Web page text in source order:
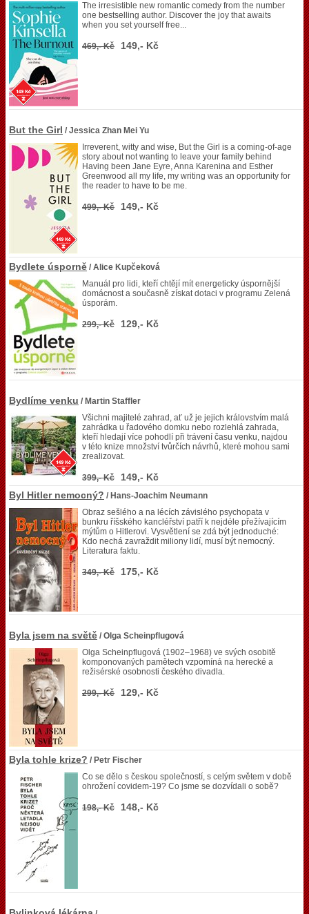
The irresistible new romantic comedy from the number
one bestselling author. Discover the joy that awaits
when you set yourself free...
469,- Kč 149,- Kč
But the Girl / Jessica Zhan Mei Yu
Irreverent, witty and wise, But the Girl is a coming-of-age
story about not wanting to leave your family behind
Having been Jane Eyre, Anna Karenina and Esther
Greenwood all my life, my writing was an opportunity for
the reader to have to be me.
499,- Kč 149,- Kč
Bydlete úsporně / Alice Kupčeková
Manuál pro lidi, kteří chtějí mít energeticky úspornější
domácnost a současně získat dotaci v programu Zelená
úsporám.
299,- Kč 129,- Kč
Bydlíme venku / Martin Staffler
Všichni majitelé zahrad, ať už je jejich královstvím malá
zahrádka u řadového domku nebo rozlehlá zahrada,
kteří hledají více pohodlí při trávení času venku, najdou
v této knize množství tvůrčích návrhů, které mohou sami
zrealizovat.
399,- Kč
149,- Kč
Byl Hitler nemocný? / Hans-Joachim Neumann
Obraz sešlého a na lécích závislého psychopata v
bunkru říšského kancléřství patří k nejdéle přežívajícím
mýtům o Hitlerovi. Vysvětlení se zdá být jednoduché:
Kdo nechá zavraždit miliony lidí, musí být nemocný.
Literatura faktu.
349,- Kč 175,- Kč
Byla jsem na světě / Olga Scheinpflugová
Olga Scheinpflugová (1902–1968) ve svých osobitě
komponovaných pamětech vzpomíná na herecké a
režisérské osobnosti českého divadla.
299,- Kč 129,- Kč
Byla tohle krize? / Petr Fischer
Co se dělo s českou společností, s celým světem v době
ohrožení covidem-19? Co jsme se dozvídali o sobě?
198,- Kč 148,- Kč